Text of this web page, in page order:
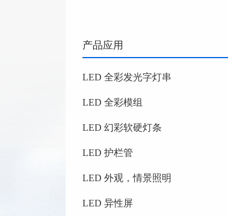
产品应用
LED 全彩发光字灯串
LED 全彩模组
LED 幻彩软硬灯条
LED 护栏管
LED 外观，情景照明
LED 异性屏